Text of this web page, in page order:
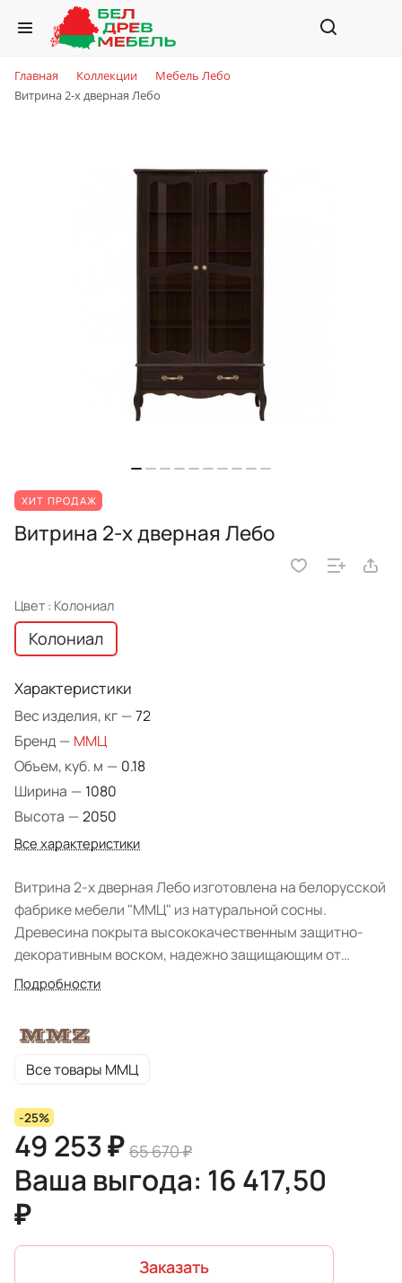
Главная Коллекции
Мебель Лебо
Витрина 2-х дверная Лебо
ХИТ ПРОДАЖ
Витрина 2-х дверная Лебо
Цвет : Колониал
Колониал
Характеристики
Вес изделия, кг —72
Бренд — ММЦ
Объем, куб. м — 0.18
Ширина — 1080
Высота —2050
Все характеристики
Витрина 2-х дверная Лебо изготовлена на белорусской
фабрике мебели "ММЦ" из натуральной сосны.
Древесина покрыта высококачественным защитно-
декоративным воском, надежно защищающим от
преждевременного старения и повреждений и
Подробности
Все товары ММЦ
-25%
49 253 ₽ 65 670 ₽
Ваша выгода: 16 417,50
₽
Заказать